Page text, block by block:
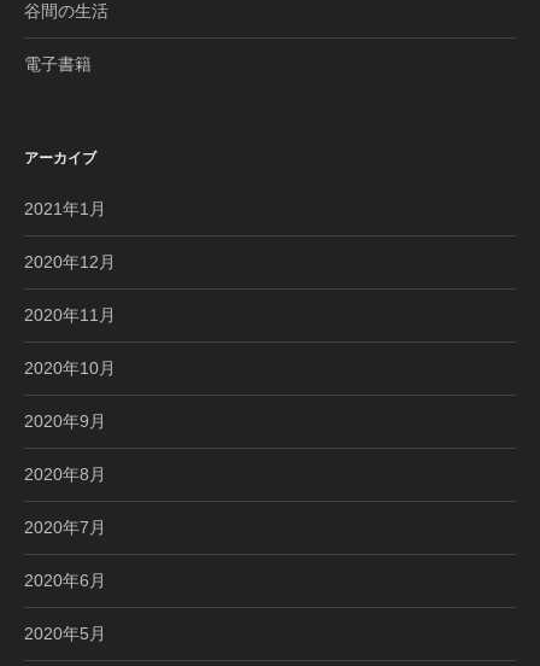
谷間の生活
電子書籍
アーカイブ
2021年1月
2020年12月
2020年11月
2020年10月
2020年9月
2020年8月
2020年7月
2020年6月
2020年5月